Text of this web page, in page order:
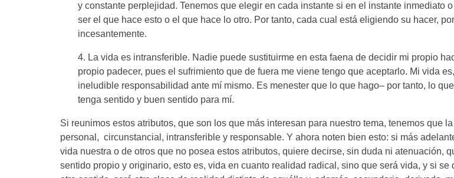
y constante perplejidad. Tenemos que elegir en cada instante si en el instante inmediato
ser el que hace esto o el que hace lo otro. Por tanto, cada cual está eligiendo su hacer,
incesantemente.
4. La vida es intransferible. Nadie puede sustituirme en esta faena de decidir mi propio
propio padecer, pues el sufrimiento que de fuera me viene tengo que aceptarlo. Mi vida
ineludible responsabilidad ante mí mismo. Es menester que lo que hago– por tanto, lo
tenga sentido y buen sentido para mí.
Si reunimos estos atributos, que son los que más interesan para nuestro tema, tenemos que
personal, circunstancial, intransferible y responsable. Y ahora noten bien esto: si más
vida nuestra o de otros que no posea estos atributos, quiere decirse, sin duda ni atenuación,
sentido propio y originario, esto es, vida en cuanto realidad radical, sino que será vida, y si se